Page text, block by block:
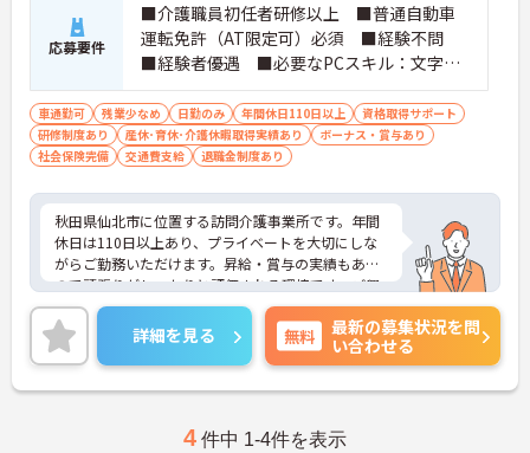
応募要件
■介護職員初任者研修以上 ■普通自動車
運転免許（AT限定可）必須 ■経験不問
■経験者優遇 ■必要なPCスキル：文字入
力程度
車通勤可 残業少なめ 日勤のみ 年間休日110日以上
資格取得サポート
研修制度あり
産休･育休･介護休暇取得実績あり
ボーナス・賞与あり
社会保険完備
交通費支給 退職金制度あり
秋田県仙北市に位置する訪問介護事業所です。年間
休日は110日以上あり、プライベートを大切にしな
がらご勤務いただけます。昇給・賞与の実績もある
ので頑張りがしっかりと評価される環境です。ご興
味をお持ちの方はお気軽にお問い合わせください。
詳細を見る 無料
最新の募集状況を問
い合わせる
4 件中 1-4件を表示